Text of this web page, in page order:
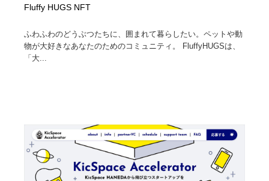
Fluffy HUGS NFT
ふわふわのどうぶつたちに、囲まれて暮らしたい。ペットや動
物が大好きなあなたのためのコミュニティ。 FluffyHUGSは、
「大...